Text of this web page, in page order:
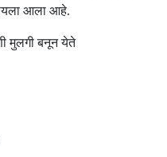
आला आहे.
मुलगी बनून येते